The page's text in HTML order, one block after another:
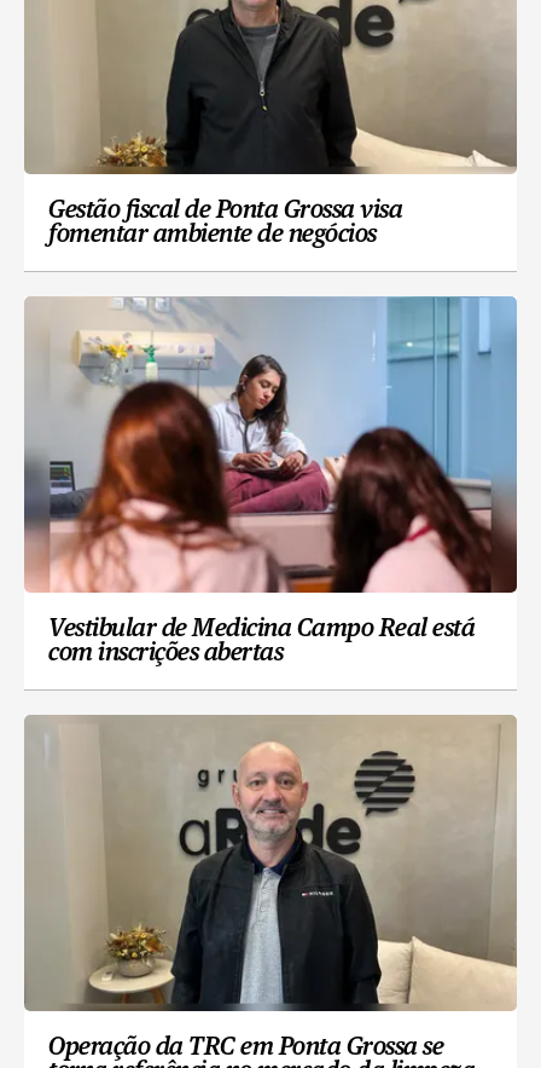
Gestão fiscal de Ponta Grossa visa
fomentar ambiente de negócios
Vestibular de Medicina Campo Real está
com inscrições abertas
Operação da TRC em Ponta Grossa se